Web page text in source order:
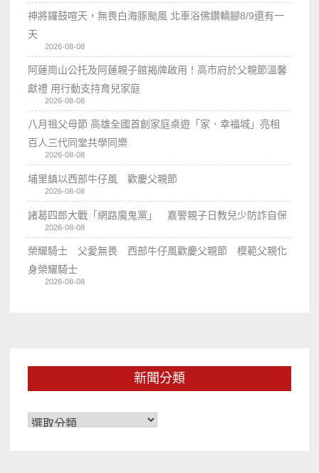
神將鑼鼓喧天，無畏白海豚颱風 北車浴佛鑽轎腳8/9還有一
天
2026-08-08
阿蓮崗山公托及阿蓮親子館揭牌啟用！高市府於父親節溫馨
獻禮 用行動支持育兒家庭
2026-08-08
八月祖父母節 高雄全國首創家庭桌遊「家．幸福城」亮相
百人三代同堂共學同樂
2026-08-08
埔里鎮以西部牛仔風 歡慶父親節
2026-08-08
諸葛四郎大戰「網路魔鬼黨」 嘉警親子日教兒少防詐自保
2026-08-08
榮耀騎士 父愛無畏 西部牛仔風歡慶父親節 模範父親化
身榮耀騎士
2026-08-08
新聞分類
新